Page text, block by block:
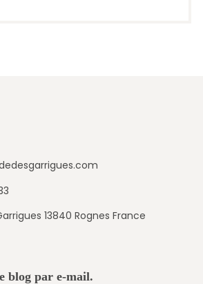
13840 Rognes France
blog par e-mail.